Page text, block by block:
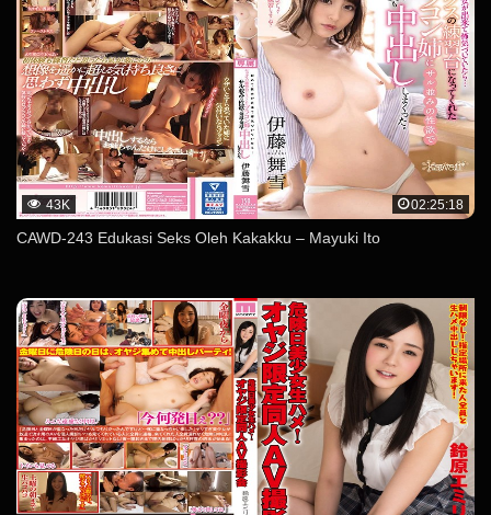
43K 02:25:18
CAWD-243 Edukasi Seks Oleh Kakakku – Mayuki Ito